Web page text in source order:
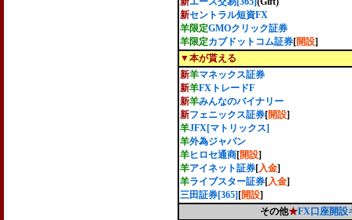
新セントラル短資FX
羊限定GMOクリック証券
羊限定カブドットコム証券[開設]
▼本が貰える
新羊マネックス証券
新羊FXトレードF
新羊みんなのバイナリー
新フェニックス証券[開設]
羊JFX[マトリックス]
羊外為ジャパン
羊ヒロセ通商[開設]
羊アイネット証券[入金]
羊ライブスター証券[入金]
三田証券[365] [開設]
その他★FX口座開設